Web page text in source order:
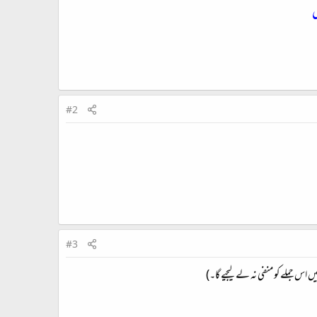
#2
#3
جملے کو منفی نہ لے لیجیے گا۔)